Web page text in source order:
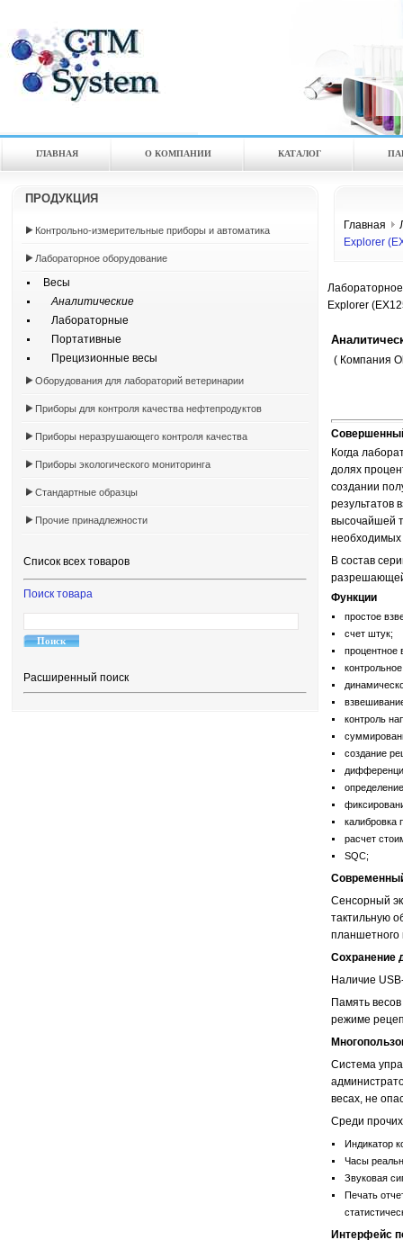
ГЛАВНАЯ О КОМПАНИИ КАТАЛOГ
ПРОДУКЦИЯ
Контрольно-измерительные приборы и автоматика
Лабораторное оборудование
Весы
Аналитические
Лабораторные
Портативные
Прецизионные весы
Оборудования для лабораторий ветеринарии
Приборы для контроля качества нефтепродуктов
Приборы неразрушающего контроля качества
Приборы экологического мониторинга
Стандартные образцы
Прочие принадлежности
Список всех товаров
Поиск товара
Расширенный поиск
Главная
Explorer
Explorer
( Компания
Когда
долях
создании
высочайшей
необходимых
В состав
разрешающей
Функции
простое
счет штук;
процентное
контроль
создание
калибровка
расчет
SQC;
Сенсорный
тактильную
планшетного
Сохранение
Наличие
Память
режиме
Система
весах, не
Среди
Индикатор
Часы
Звуковая
Печать
Интерфейс